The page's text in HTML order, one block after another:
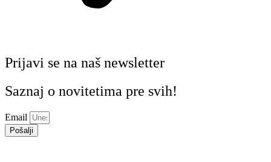
Prijavi se na naš newsletter
Saznaj o novitetima pre svih!
Email
Pošalji